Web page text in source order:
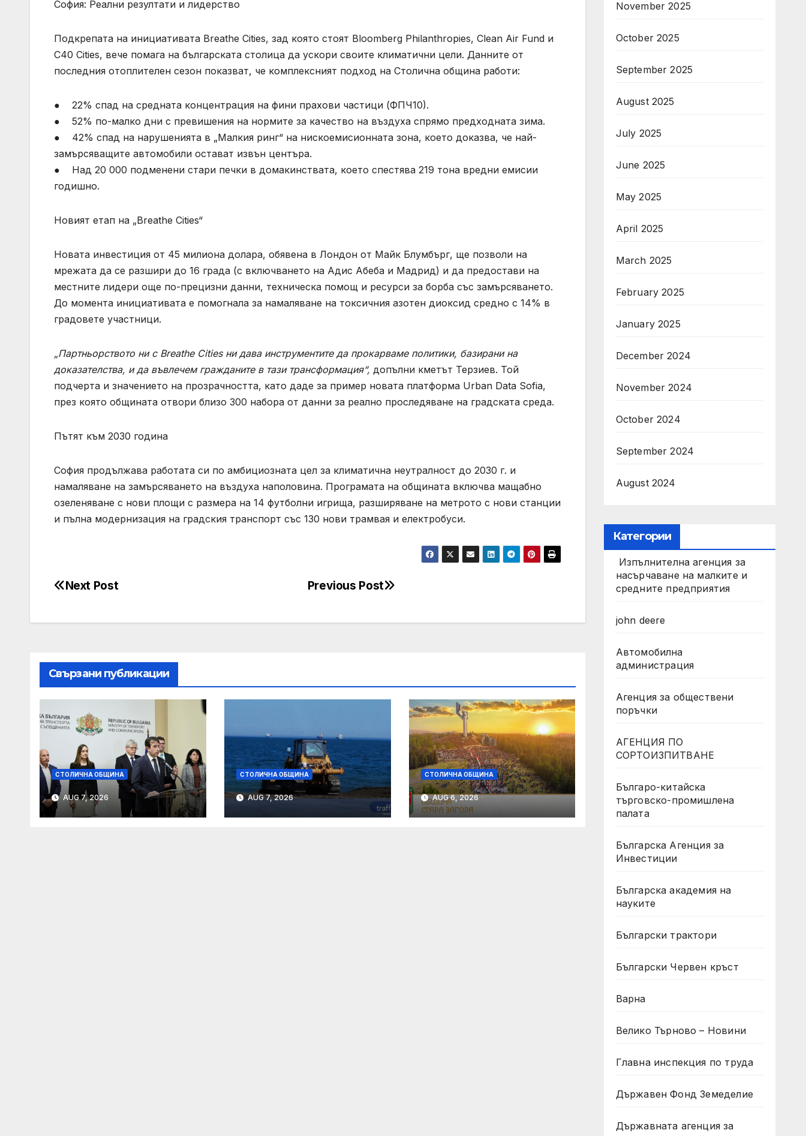
София: Реални резултати и лидерство
Подкрепата на инициативата Breathe Cities, зад която стоят Bloomberg Philanthropies, Clean Air Fund и
C40 Cities, вече помага на българската столица да ускори своите климатични цели. Данните от
последния отоплителен сезон показват, че комплексният подход на Столична община работи:
● 22% спад на средната концентрация на фини прахови частици (ФПЧ10).
● 52% по-малко дни с превишения на нормите за качество на въздуха спрямо предходната зима.
● 42% спад на нарушенията в „Малкия ринг“ на нискоемисионната зона, което доказва, че най-
замърсяващите автомобили остават извън центъра.
● Над 20 000 подменени стари печки в домакинствата, което спестява 219 тона вредни емисии
годишно.
Новият етап на „Breathe Cities“
Новата инвестиция от 45 милиона долара, обявена в Лондон от Майк Блумбърг, ще позволи на
мрежата да се разшири до 16 града (с включването на Адис Абеба и Мадрид) и да предостави на
местните лидери още по-прецизни данни, техническа помощ и ресурси за борба със замърсяването.
До момента инициативата е помогнала за намаляване на токсичния азотен диоксид средно с 14% в
градовете участници.
„Партньорството ни с Breathe Cities ни дава инструментите да прокарваме политики, базирани на
доказателства, и да въвлечем гражданите в тази трансформация“, допълни кметът Терзиев. Той
подчерта и значението на прозрачността, като даде за пример новата платформа Urban Data Sofia,
през която общината отвори близо 300 набора от данни за реално проследяване на градската среда.
Пътят към 2030 година
София продължава работата си по амбициозната цел за климатична неутралност до 2030 г. и
намаляване на замърсяването на въздуха наполовина. Програмата на общината включва мащабно
озеленяване с нови площи с размера на 14 футболни игрища, разширяване на метрото с нови станции
и пълна модернизация на градския транспорт със 130 нови трамвая и електробуси.
Post
Previous Post
Next Post
Свързани публикации
СТОЛИЧНА ОБЩИНА
AUG 7, 2026
СТОЛИЧНА ОБЩИНА
AUG 7, 2026
СТОЛИЧНА ОБЩИНА
AUG 6, 2026
November 2025
October 2025
September 2025
August 2025
July 2025
June 2025
May 2025
April 2025
March 2025
February 2025
January 2025
December 2024
November 2024
October 2024
September 2024
August 2024
Категории
Изпълнителна агенция за
насърчаване на малките и
средните предприятия
john deere
Автомобилна
администрация
Агенция за обществени
поръчки
АГЕНЦИЯ ПО
СОРТОИЗПИТВАНЕ
Българо-китайска
търговско-промишлена
палата
Българска Агенция за
Инвестиции
Българска академия на
науките
Български трактори
Български Червен кръст
Варна
Велико Търново – Новини
Главна инспекция по труда
Държавен Фонд Земеделие
Държавната агенция за